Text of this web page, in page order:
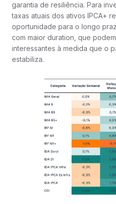
garantia de resiliência. Para
taxas atuais dos ativos IPCA+
oportunidade para o longo
com maior duration, que
interessantes à medida que o
estabiliza.